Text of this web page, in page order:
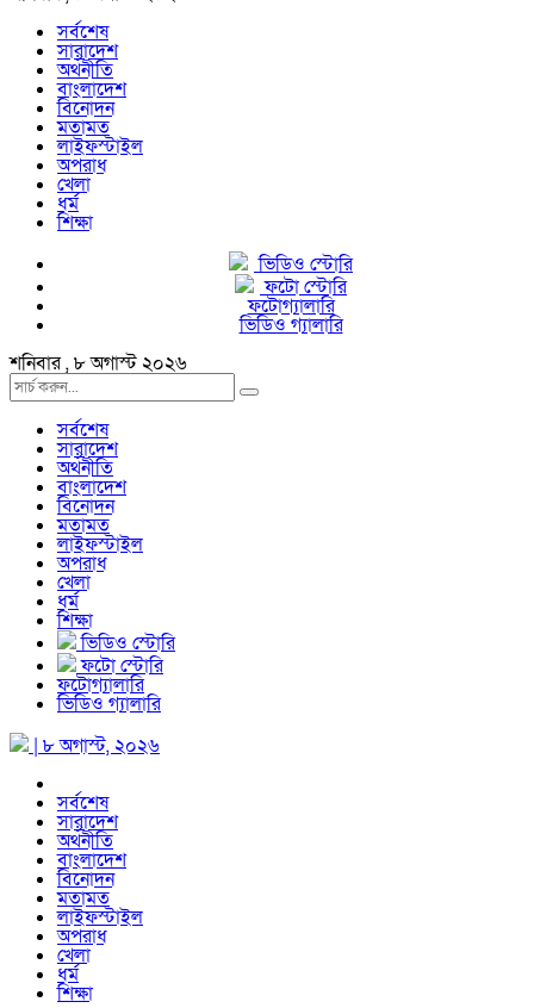
সর্বশেষ
সারাদেশ
অর্থনীতি
বাংলাদেশ
বিনোদন
মতামত
লাইফস্টাইল
অপরাধ
খেলা
ধর্ম
শিক্ষা
ভিডিও স্টোরি
ফটো স্টোরি
ফটোগ্যালারি
ভিডিও গ্যালারি
শনিবার , ৮ অগাস্ট ২০২৬
সর্বশেষ
সারাদেশ
অর্থনীতি
বাংলাদেশ
বিনোদন
মতামত
লাইফস্টাইল
অপরাধ
খেলা
ধর্ম
শিক্ষা
ভিডিও স্টোরি
ফটো স্টোরি
ফটোগ্যালারি
ভিডিও গ্যালারি
| ৮ অগাস্ট, ২০২৬
সর্বশেষ
সারাদেশ
অর্থনীতি
বাংলাদেশ
বিনোদন
মতামত
লাইফস্টাইল
অপরাধ
খেলা
ধর্ম
শিক্ষা